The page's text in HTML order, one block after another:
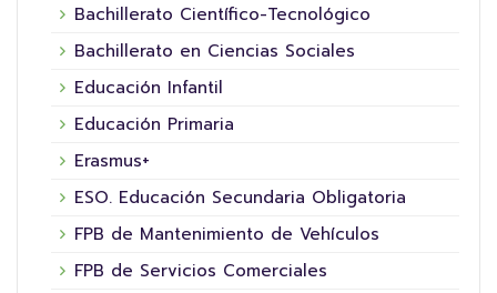
Bachillerato Científico-Tecnológico
Bachillerato en Ciencias Sociales
Educación Infantil
Educación Primaria
Erasmus+
ESO. Educación Secundaria Obligatoria
FPB de Mantenimiento de Vehículos
FPB de Servicios Comerciales